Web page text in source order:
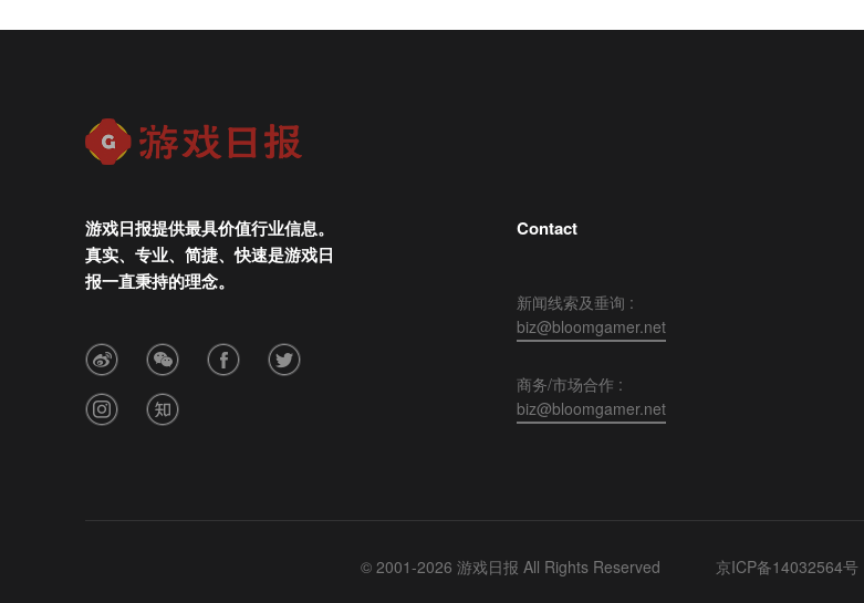
游戏日报提供最具价值行业信息。
真实、专业、简捷、快速是游戏日
报一直秉持的理念。
Contact
新闻线索及垂询 :
biz@bloomgamer.net
商务/市场合作 :
biz@bloomgamer.net
© 2001-2026 游戏日报 All Rights Reserved 京ICP备14032564号